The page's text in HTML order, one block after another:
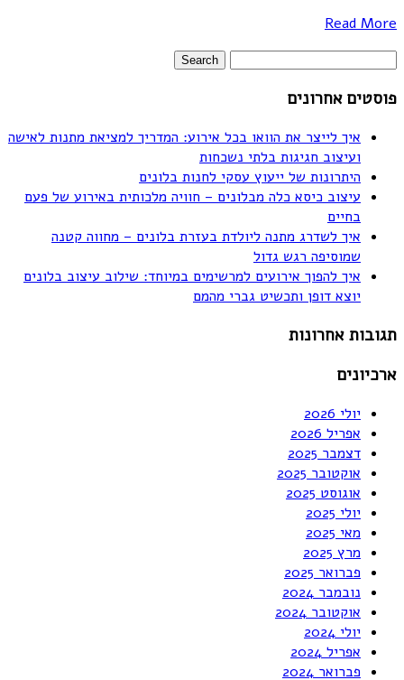
Read More
פוסטים אחרונים
איך לייצר את הוואו בכל אירוע: המדריך למציאת מתנות לאישה
ועיצוב חגיגות בלתי נשכחות
היתרונות של ייעוץ עסקי לחנות בלונים
עיצוב כיסא כלה מבלונים – חוויה מלכותית באירוע של פעם
בחיים
איך לשדרג מתנה ליולדת בעזרת בלונים – מחווה קטנה
שמוסיפה רגש גדול
איך להפוך אירועים למרשימים במיוחד: שילוב עיצוב בלונים
יוצא דופן ותכשיט גברי מהמם
תגובות אחרונות
ארכיונים
יולי 2026
אפריל 2026
דצמבר 2025
אוקטובר 2025
אוגוסט 2025
יולי 2025
מאי 2025
מרץ 2025
פברואר 2025
נובמבר 2024
אוקטובר 2024
יולי 2024
אפריל 2024
פברואר 2024